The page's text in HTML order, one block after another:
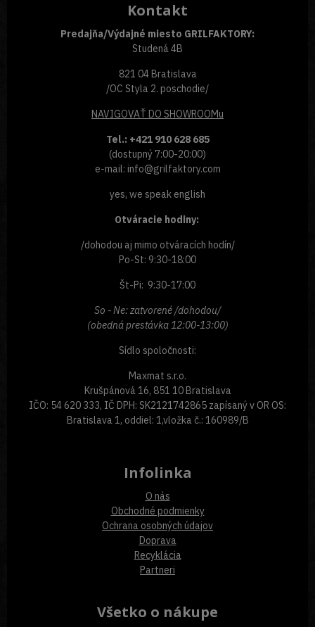
Kontakt
Predajňa/Výdajné miesto GRILFAKTORY:
Studená 4B
821 04 Bratislava
/OC Styla 2. poschodie/
NAVIGOVAŤDO SHOWROOMu
Tel.: +421 910 628 685
(dostupný 7:00-20:00)
e-mail: info@grilfaktory.com
yes, we speak english
Otváracie hodiny:
/dohodou aj mimo otváracích hodín/
Po-St: 9:30-18:00
Št-Pi: 9:30-17:00
So - Ne: zatvorené /dohodou/
(obedná prestávka 12:00-13:00)
Sídlo spoločnosti:
Maxmat s.r.o.
Krušpánová 16, 851 10 Bratislava
IČO: 54 620 333, IČ DPH: SK2121742865 zapísaný v OR OS:
Bratislava 1, oddiel: 1,vložka č.: 160989/B
Infolinka
O nás
Obchodné podmienky
Ochrana osobných údajov
Doprava
Recyklácia
Partneri
Všetko o nákupe